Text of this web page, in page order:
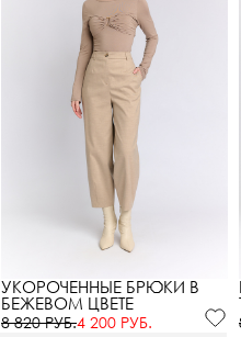
УКОРОЧЕННЫЕ БРЮКИ В
БЕЖЕВОМ ЦВЕТЕ
8 820 РУБ.4 200 РУБ.